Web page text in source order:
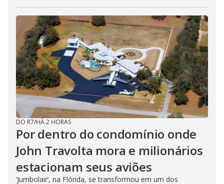
DO R7/HÁ 2 HORAS
Por dentro do condomínio onde
John Travolta mora e milionários
estacionam seus aviões
‘Jumbolair’, na Flórida, se transformou em um dos